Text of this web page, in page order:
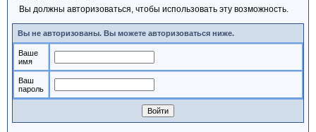
Вы должны авторизоваться, чтобы использовать эту возможность.
Вы не авторизованы. Вы можете авторизоваться ниже.
Ваше
имя
Ваш
пароль